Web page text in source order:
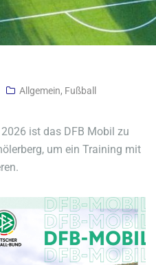
Allgemein, Fußball
ist das DFB Mobil zu
um ein Training mit